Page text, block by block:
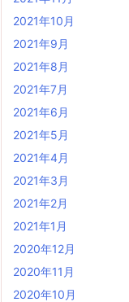
2021年10月
2021年9月
2021年8月
2021年7月
2021年6月
2021年5月
2021年4月
2021年3月
2021年2月
2021年1月
2020年12月
2020年11月
2020年10月